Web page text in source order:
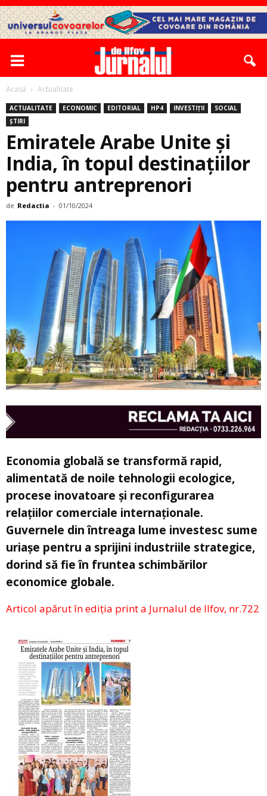
Acasă Actualitate
ACTUALITATE ECONOMIC EDITORIAL HP4 INVESTIȚII
SOCIAL
ȘTIRI
Emiratele Arabe Unite și
India, în topul destinațiilor
pentru antreprenori
de Redactia - 01/10/2024
Economia globală se transformă rapid,
alimentată de noile tehnologii ecologice,
procese inovatoare și reconfigurarea
relațiilor comerciale internaționale.
Guvernele din întreaga lume investesc sume
uriașe pentru a sprijini industriile strategice,
dorind să fie în fruntea schimbărilor
economice globale.
Articol apărut în ediția print a Jurnalul de Ilfov, nr.722